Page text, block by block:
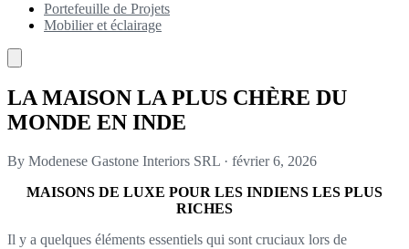
Portefeuille de Projets
Mobilier et éclairage
LA MAISON LA PLUS CHÈRE DU
MONDE EN INDE
By Modenese Gastone Interiors SRL · février 6, 2026
MAISONS DE LUXE POUR LES INDIENS LES PLUS
RICHES
Il y a quelques éléments essentiels qui sont cruciaux lors de